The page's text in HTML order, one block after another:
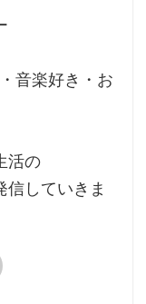
音楽好き・お
活の
信していきま